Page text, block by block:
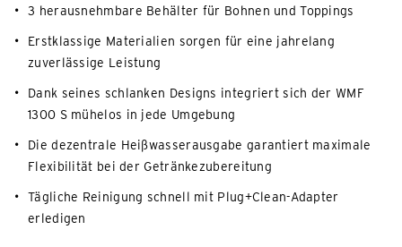
3 herausnehmbare Behälter für Bohnen und Toppings
Erstklassige Materialien sorgen für eine jahrelang
zuverlässige Leistung
Dank seines schlanken Designs integriert sich der WMF
1300 S mühelos in jede Umgebung
Die dezentrale Heißwasserausgabe garantiert maximale
Flexibilität bei der Getränkezubereitung
Tägliche Reinigung schnell mit Plug+Clean-Adapter
erledigen